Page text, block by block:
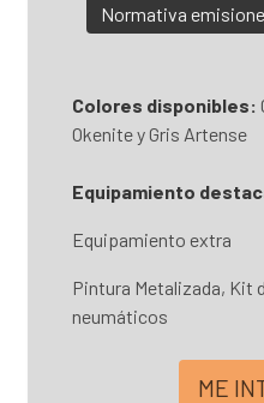
Normativa
Colores disponibles:
Okenite y Gris Artense
Equipamiento
Equipamiento extra
Pintura Metalizada, Kit
neumáticos
ME